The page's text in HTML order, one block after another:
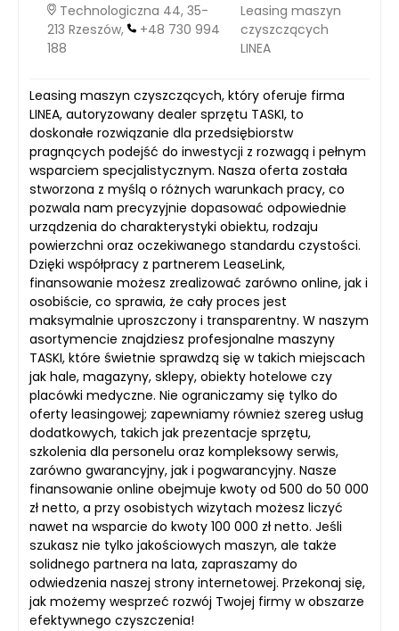
Technologiczna 44, 35-
213 Rzeszów,
+48 730 994
188
Leasing maszyn
czyszczących
LINEA
Leasing maszyn czyszczących, który oferuje firma
LINEA, autoryzowany dealer sprzętu TASKI, to
doskonałe rozwiązanie dla przedsiębiorstw
pragnących podejść do inwestycji z rozwagą i pełnym
wsparciem specjalistycznym. Nasza oferta została
stworzona z myślą o różnych warunkach pracy, co
pozwala nam precyzyjnie dopasować odpowiednie
urządzenia do charakterystyki obiektu, rodzaju
powierzchni oraz oczekiwanego standardu czystości.
Dzięki współpracy z partnerem LeaseLink,
finansowanie możesz zrealizować zarówno online, jak i
osobiście, co sprawia, że cały proces jest
maksymalnie uproszczony i transparentny. W naszym
asortymencie znajdziesz profesjonalne maszyny
TASKI, które świetnie sprawdzą się w takich miejscach
jak hale, magazyny, sklepy, obiekty hotelowe czy
placówki medyczne. Nie ograniczamy się tylko do
oferty leasingowej; zapewniamy również szereg usług
dodatkowych, takich jak prezentacje sprzętu,
szkolenia dla personelu oraz kompleksowy serwis,
zarówno gwarancyjny, jak i pogwarancyjny. Nasze
finansowanie online obejmuje kwoty od 500 do 50 000
zł netto, a przy osobistych wizytach możesz liczyć
nawet na wsparcie do kwoty 100 000 zł netto. Jeśli
szukasz nie tylko jakościowych maszyn, ale także
solidnego partnera na lata, zapraszamy do
odwiedzenia naszej strony internetowej. Przekonaj się,
jak możemy wesprzeć rozwój Twojej firmy w obszarze
efektywnego czyszczenia!